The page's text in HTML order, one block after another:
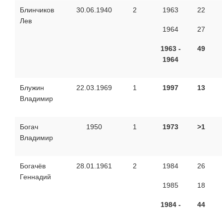
Блинчиков
Лев
30.06.1940 2 1963
1964
1963 -
1964
22
27
49
Блужин
Владимир
22.03.1969 1 1997 13
Богач
Владимир
1950 1 1973 >1
Богачёв
Геннадий
28.01.1961 2 1984
1985
1984 -
26
18
44